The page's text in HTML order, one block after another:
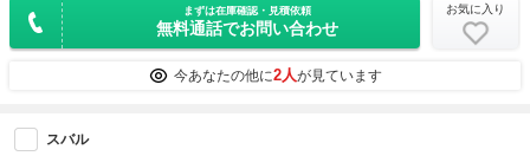
まずは在庫確認・見積依頼
無料通話でお問い合わせ
お気に入り
今あなたの他に2人が見ています
スバル